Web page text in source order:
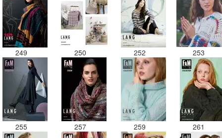
249 250 252 253
255 257 259 261